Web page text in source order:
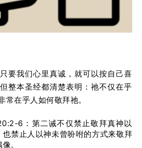
要我们心里真诚，就可以按自己喜
整本圣经都清楚表明：祂不仅在乎
常在乎人如何敬拜祂。
6：第二诫不仅禁止敬拜真神以
也禁止人以神未曾吩咐的方式来敬拜
。